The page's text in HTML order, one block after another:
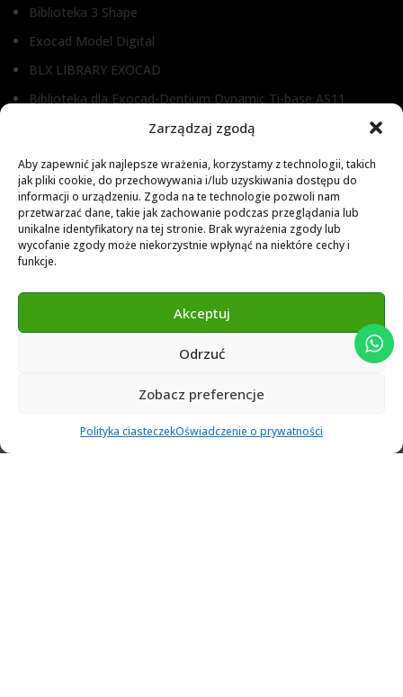
Zarządzaj zgodą
Aby zapewnić jak najlepsze wrażenia, korzystamy z technologii, takich
jak pliki cookie, do przechowywania i/lub uzyskiwania dostępu do
informacji o urządzeniu. Zgoda na te technologie pozwoli nam
przetwarzać dane, takie jak zachowanie podczas przeglądania lub
unikalne identyfikatory na tej stronie. Brak wyrażenia zgody lub
wycofanie zgody może niekorzystnie wpłynąć na niektóre cechy i
funkcje.
Akceptuj
Odrzuć
Zobacz preferencje
Polityka ciasteczekOświadczenie o prywatności
Biblioteka 3 Shape
Exocad Model Digital
BLX LIBRARY EXOCAD
Biblioteka dla Exocad-Dentium Dynamic Ti-base AS11
Biblioteka dla Dental Wings
Biblioteka dla Exocad
Exocad Novamaind library 3.2
3Shape 2024 Library
Exocad 2024 Library
Novamind bredent blueski 2025
© 2024 Abutment Implants PL. All rights reserved
Menu